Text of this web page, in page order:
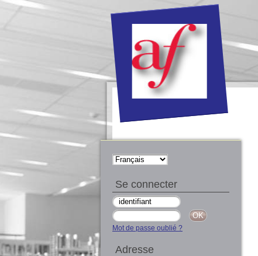
Se connecter
Mot de passe oublié ?
Adresse